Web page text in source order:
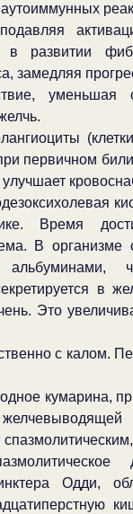
развитии
замедляя
уменьшая
первичном
Время
В организме
в
Это
с калом.
кумарина,
Одди,